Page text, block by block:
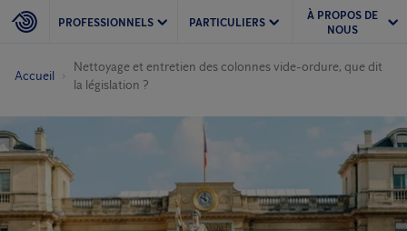
PROFESSIONNELS PARTICULIERS
À PROPOS DE
NOUS
Accueil
Nettoyage et entretien des colonnes vide-ordure, que dit
la législation ?